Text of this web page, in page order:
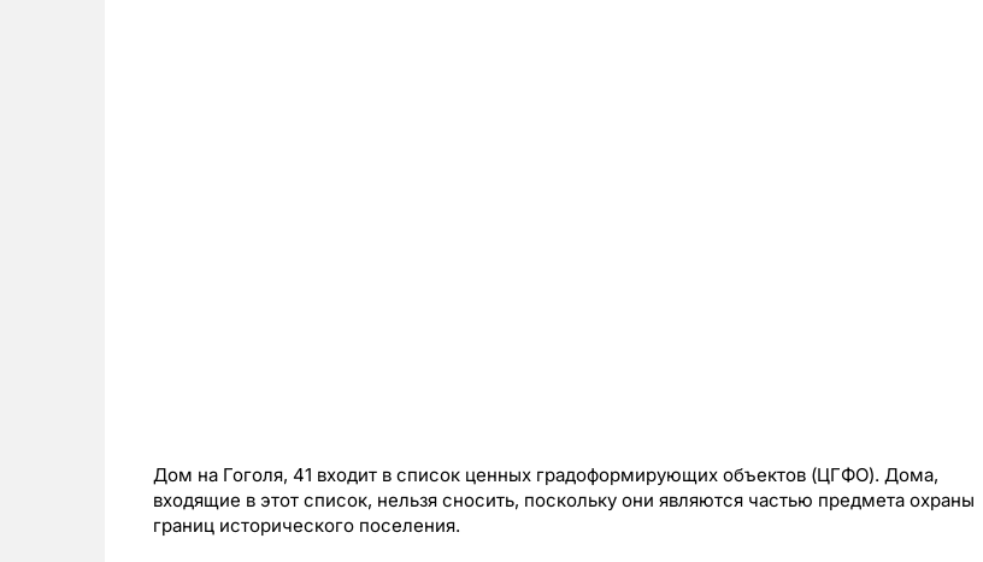
Дом на Гоголя, 41 входит в список ценных градоформирующих объектов (ЦГФО). Дома,
входящие в этот список, нельзя сносить, поскольку они являются частью предмета охраны
границ исторического поселения.